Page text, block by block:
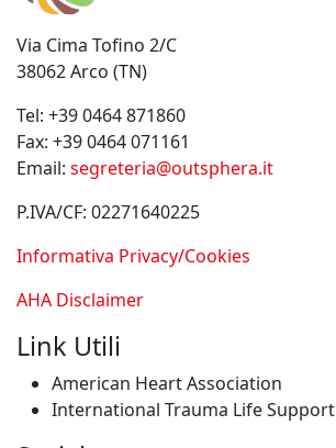
Via Cima Tofino 2/C
38062 Arco (TN)
Tel: +39 0464 871860
Fax: +39 0464 071161
Email: segreteria@outsphera.it
P.IVA/CF: 02271640225
Informativa Privacy/Cookies
AHA Disclaimer
Link Utili
American Heart Association
International Trauma Life Support